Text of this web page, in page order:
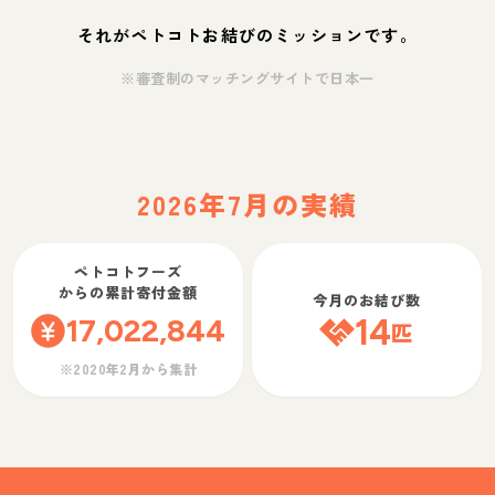
それがペトコトお結びのミッションです。
※審査制のマッチングサイトで日本一
2026年7月の実績
ペトコトフーズ
からの累計寄付金額
17,022,844
※2020年2月から集計
今月のお結び数
14匹